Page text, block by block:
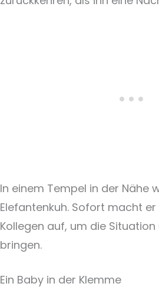
In einem Tempel in der Nähe
Elefantenkuh. Sofort macht
Kollegen auf, um die
bringen.
Ein Baby in der Klemme